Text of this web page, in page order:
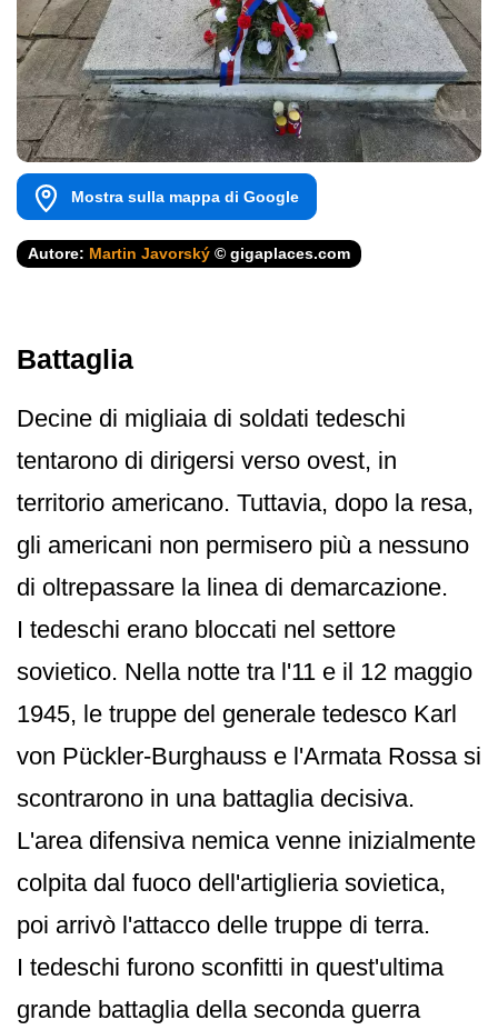
Mostra sulla mappa di Google
Autore: Martin Javorský © gigaplaces.com
Battaglia
Decine di migliaia di soldati tedeschi
tentarono di dirigersi verso ovest, in
territorio americano. Tuttavia, dopo la resa,
gli americani non permisero più a nessuno
di oltrepassare la linea di demarcazione.
I tedeschi erano bloccati nel settore
sovietico. Nella notte tra l'11 e il 12 maggio
1945, le truppe del generale tedesco Karl
von Pückler-Burghauss e l'Armata Rossa si
scontrarono in una battaglia decisiva.
L'area difensiva nemica venne inizialmente
colpita dal fuoco dell'artiglieria sovietica,
poi arrivò l'attacco delle truppe di terra.
I tedeschi furono sconfitti in quest'ultima
grande battaglia della seconda guerra